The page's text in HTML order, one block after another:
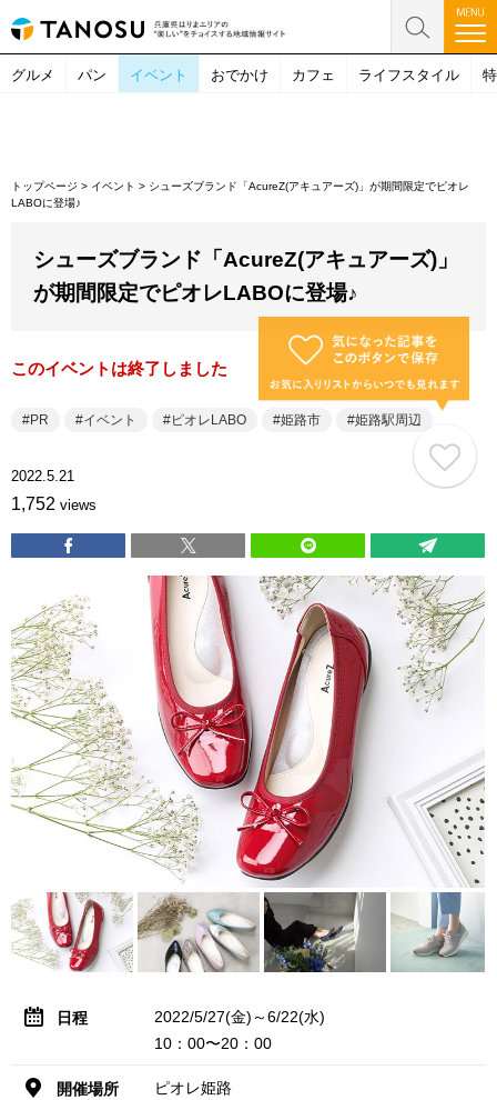
グルメ パン イベント おでかけ カフェ ライフスタイル
トップページ > イベント > シューズブランド「AcureZ(アキュアーズ)」が期間限定でピオレ
LABOに登場♪
シューズブランド「AcureZ(アキュアーズ)」
が期間限定でピオレLABOに登場♪
このイベントは終了しました
PR イベント ピオレLABO 姫路市 姫路駅周辺
2022.5.21
1,752 views
日程
2022/5/27(金)～6/22(水)
10：00〜20：00
開催場所
ピオレ姫路